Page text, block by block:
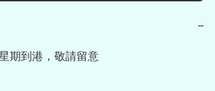
−
期到港，敬請留意